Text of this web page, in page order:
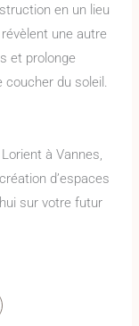
en un lieu
une autre
et prolonge
du soleil.
à Vannes,
d’espaces
sur votre futur